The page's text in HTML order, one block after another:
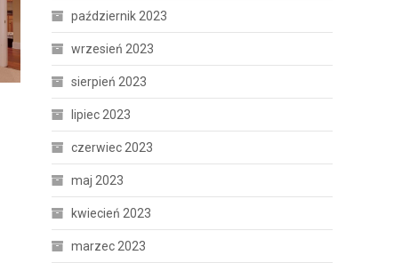
październik 2023
wrzesień 2023
sierpień 2023
lipiec 2023
czerwiec 2023
maj 2023
kwiecień 2023
marzec 2023